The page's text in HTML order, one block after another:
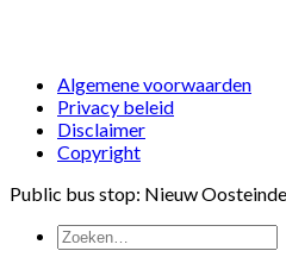
Algemene voorwaarden
Privacy beleid
Disclaimer
Copyright
Public bus stop: Nieuw